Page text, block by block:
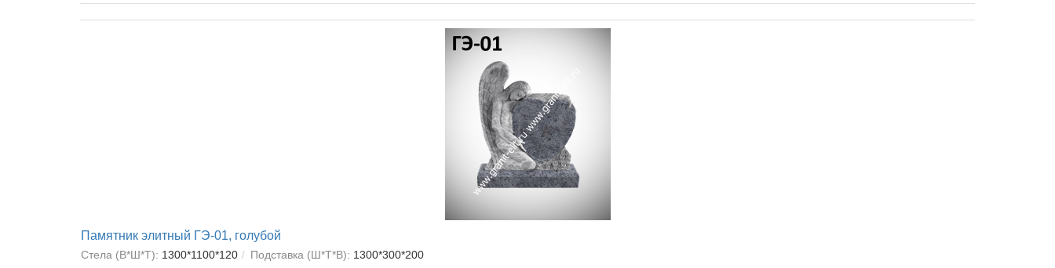
Памятник элитный ГЭ-01, голубой
Стела (В*Ш*Т): 1300*1100*120 Подставка (Ш*Т*В): 1300*300*200